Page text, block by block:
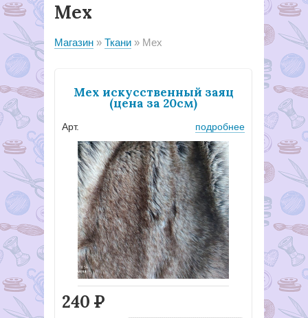
Мех
Магазин Ткани Мех
Мех искусственный заяц
(цена за 20см)
Арт. подробнее
240 Р